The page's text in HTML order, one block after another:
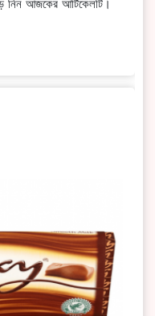
নিন আজকের আর্টিকেলটি।